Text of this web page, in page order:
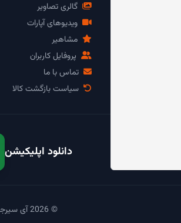
گالری تصاویر
ویدیوهای آپارات
مشاهیر
پروفایل کاربران
تماس با ما
سیاست بازگشت کالا
دانلود اپلیکیشن
© 2026 آی سیرجان - تمامی حقوق محفوظ است